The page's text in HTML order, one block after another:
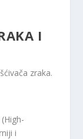
I
zraka.
i